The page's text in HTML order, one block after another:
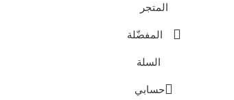
المتجر
المفضّلة
السلة
حسابي